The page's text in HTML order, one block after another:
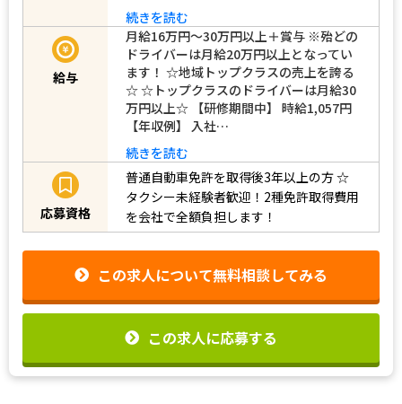
続きを読む
給与
月給16万円～30万円以上＋賞与 ※殆どの
ドライバーは月給20万円以上となってい
ます！ ☆地域トップクラスの売上を誇る
☆ ☆トップクラスのドライバーは月給30
万円以上☆ 【研修期間中】 時給1,057円
【年収例】 入社…
続きを読む
応募資格
普通自動車免許を取得後3年以上の方☆
タクシー未経験者歓迎！2種免許取得費用
を会社で全額負担します！
この求人について無料相談してみる
この求人に応募する